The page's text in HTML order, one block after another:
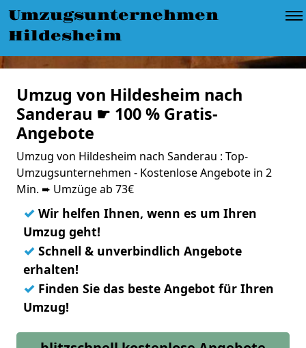
Umzugsunternehmen
Hildesheim
Umzug von Hildesheim nach
Sanderau ☛ 100 % Gratis-
Angebote
Umzug von Hildesheim nach Sanderau : Top-
Umzugsunternehmen - Kostenlose Angebote in 2
Min. ➨ Umzüge ab 73€
✓ Wir helfen Ihnen, wenn es um Ihren
Umzug geht!
✓ Schnell & unverbindlich Angebote
erhalten!
✓ Finden Sie das beste Angebot für Ihren
Umzug!